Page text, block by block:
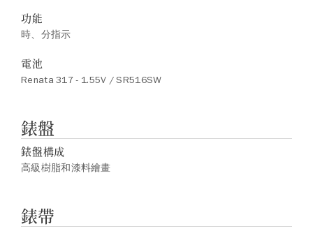
功能
時、分指示
電池
Renata 317 - 1.55V / SR516SW
錶盤
錶盤構成
高級樹脂和漆料繪畫
錶帶